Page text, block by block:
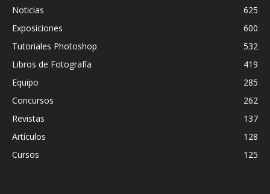
Noticias
625
Exposiciones
600
Tutoriales Photoshop
532
Libros de Fotografía
419
Equipo
285
Concursos
262
Revistas
137
Artículos
128
Cursos
125